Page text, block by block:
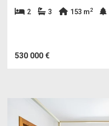
2 3 153 m2
530 000 €